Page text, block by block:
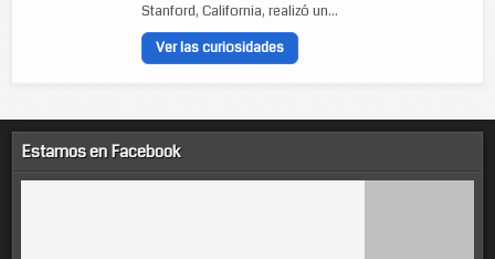
Stanford, California, realizó un...
Ver las curiosidades
Estamos en Facebook